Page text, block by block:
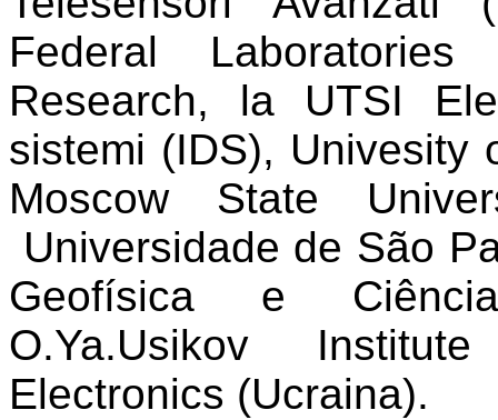
Federal
Research, la UTSI
sistemi (IDS), Univesity
Moscow State
Universidade de São
Geofísica e
O.Ya.Usikov
Electronics (Ucraina).